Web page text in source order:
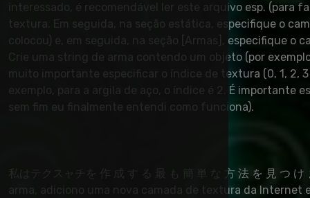
interessado, é recomendável ler este arquivo esp. (para
textura. Em seguida, na seção estática, especifique o
colocou) e, em seguida, na seção [Armas], especifique o
Crie uma string de arma contendo um objeto (por
muito importante especificar o índice de textura (0, 1, 2,
exemplo, para a argila de aço, o índice é 2. É
sem fim eu finalmente entendi como funciona).
私はテクスャチを 作 成 す る 最 も 簡 単 な 方 法 を 見
arma, adiciono uma nova camada de textura da Internet